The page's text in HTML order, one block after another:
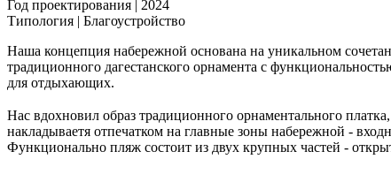
Год проектирования | 2024
Типология | Благоустройство
Наша концепция набережной основана на уникальном
традиционного дагестанского орнамента с
для отдыхающих.
Нас вдохновил образ традиционного орнаментального
накладываетя отпечатком на главные зоны набережной -
Функционально пляж состоит из двух крупных частей -